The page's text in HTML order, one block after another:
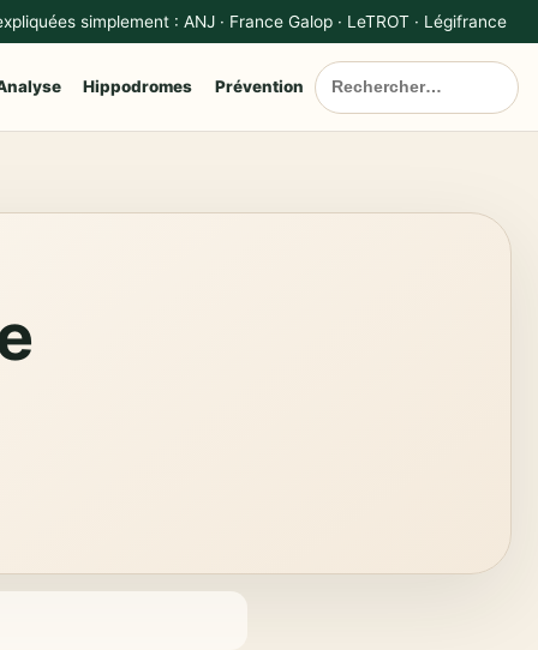
simplement : ANJ · France Galop · LeTROT · Légifrance
Hippodromes Prévention